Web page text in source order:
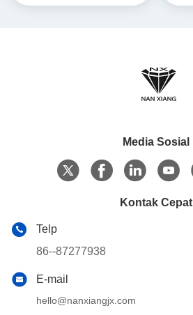
Spline Compounding
Media Sosial
Kontak Cepat
Telp
86--87277938
E-mail
hello@nanxiangjx.com